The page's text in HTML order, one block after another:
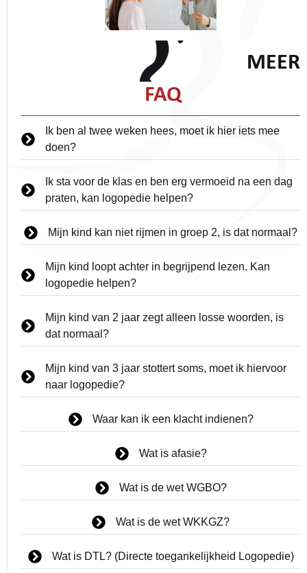
MEER
FAQ
Ik ben al twee weken hees, moet ik hier iets mee
doen?
Ik sta voor de klas en ben erg vermoeid na een dag
praten, kan logopedie helpen?
Mijn kind kan niet rijmen in groep 2, is dat normaal?
Mijn kind loopt achter in begrijpend lezen. Kan
logopedie helpen?
Mijn kind van 2 jaar zegt alleen losse woorden, is
dat normaal?
Mijn kind van 3 jaar stottert soms, moet ik hiervoor
naar logopedie?
Waar kan ik een klacht indienen?
Wat is afasie?
Wat is de wet WGBO?
Wat is de wet WKKGZ?
Wat is DTL? (Directe toegankelijkheid Logopedie)